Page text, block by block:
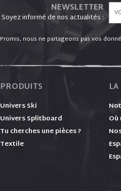
NEWSLETTER
Soyez informé de nos actualités :
Promis, nous ne partageons pas vos
PRODUITS
Univers Ski
Univers Splitboard
Tu cherches une pièces ?
Textile